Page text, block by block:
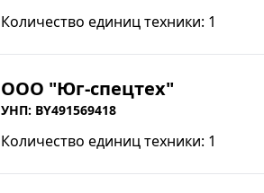
Количество единиц техники: 1
ООО "Юг-спецтех"
УНП: BY491569418
Количество единиц техники: 1